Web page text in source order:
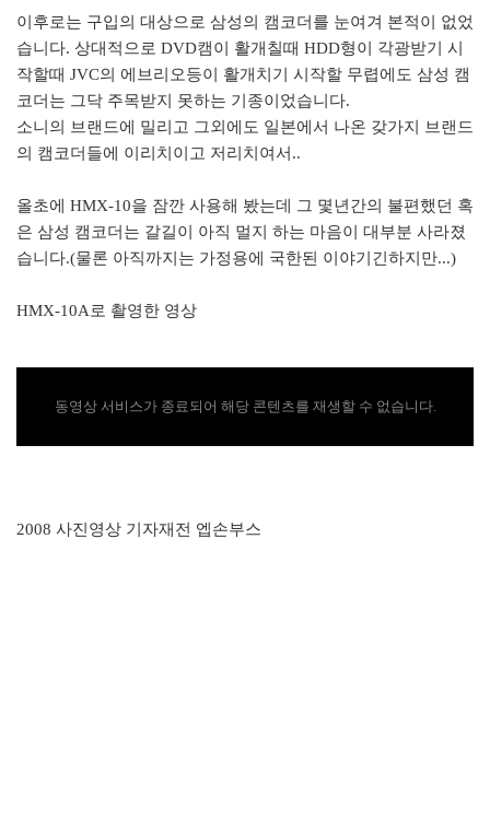
이후로는 구입의 대상으로 삼성의 캠코더를 눈여겨 본적이 없었
습니다. 상대적으로 DVD캠이 활개칠때 HDD형이 각광받기 시
작할때 JVC의 에브리오등이 활개치기 시작할 무렵에도 삼성 캠
코더는 그닥 주목받지 못하는 기종이었습니다.
소니의 브랜드에 밀리고 그외에도 일본에서 나온 갖가지 브랜드
의 캠코더들에 이리치이고 저리치여서..
올초에 HMX-10을 잠깐 사용해 봤는데 그 몇년간의 불편했던 혹
은 삼성 캠코더는 갈길이 아직 멀지 하는 마음이 대부분 사라졌
습니다.(물론 아직까지는 가정용에 국한된 이야기긴하지만...)
HMX-10A로 촬영한 영상
동영상 서비스가 종료되어 해당 콘텐츠를 재생할 수 없습니다.
2008 사진영상 기자재전 엡손부스